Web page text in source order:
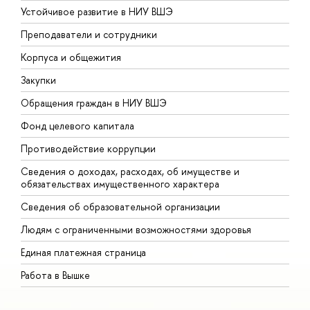
Устойчивое развитие в НИУ ВШЭ
Преподаватели и сотрудники
Корпуса и общежития
Закупки
Обращения граждан в НИУ ВШЭ
Фонд целевого капитала
Противодействие коррупции
Сведения о доходах, расходах, об имуществе и
обязательствах имущественного характера
Сведения об образовательной организации
Людям с ограниченными возможностями здоровья
Единая платежная страница
Работа в Вышке